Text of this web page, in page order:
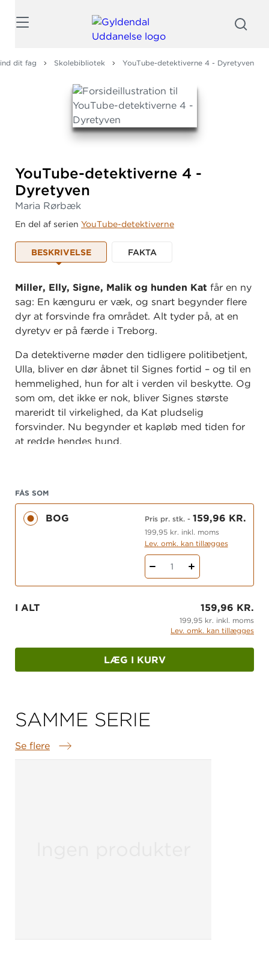
dit fag Skolebibliotek YouTube-detektiverne 4 - Dyretyven
YouTube-detektiverne 4 -
Dyretyven
Maria Rørbæk
En del af serien YouTube-detektiverne
BESKRIVELSE FAKTA
Miller, Elly, Signe, Malik og hunden Kat får en ny
sag: En kænguru er væk, og snart begynder flere
dyr at forsvinde fra området. Alt tyder på, at en
dyretyv er på færde i Treborg.
Da detektiverne møder den tidligere politibetjent,
Ulla, bliver en dør åbnet til Signes fortid – og til en
hemmelighed, hun for alt i verden vil beskytte. Og
som om, det ikke er nok, bliver Signes største
mareridt til virkelighed, da Kat pludselig
forsvinder. Nu begynder et kapløb med tiden for
at redde hendes hund.
FÅS SOM
BOG Pris pr. stk.- 159,96 KR.
199,95 kr. inkl. moms
Lev. omk. kan tillægges
1
I ALT 159,96 KR.
199,95 kr. inkl. moms
Lev. omk. kan tillægges
LÆG I KURV
SAMME SERIE
Se flere
Samme serie